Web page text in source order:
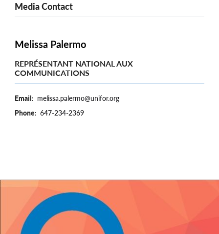
Media Contact
Melissa Palermo
REPRÉSENTANT NATIONAL AUX
COMMUNICATIONS
Email
melissa.palermo@unifor.org
Phone
647-234-2369